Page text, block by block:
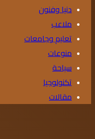
دنيا وفنون
ملاعب
تعليم وجامعات
منوعات
سياحة
تكنولوجيا
مقالات